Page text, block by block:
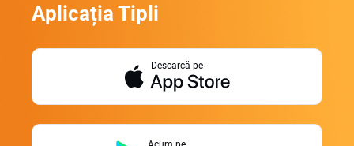
Aplicația Tipli
Descarcă pe